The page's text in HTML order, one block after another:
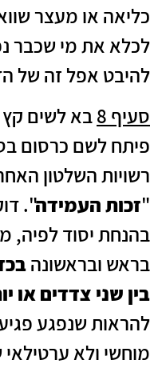
כליאה או מעצר
להיבט אפל זה של
סעיף 8
בא לשים קץ
פיתח לשם כרסום
רשויות השלטון
"זכות העמידה".
בהנחת יסוד לפיה,
בראש ובראשונה
בין שני צדדים או
להראות שנפגע
מוחשי ולא ערטילאי